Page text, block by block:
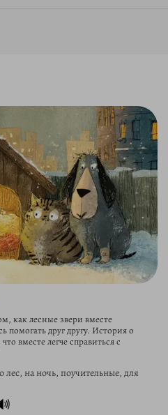
как лесные звери вместе
помогать друг другу. История о
вместе легче справиться с
на ночь, поучительные, для